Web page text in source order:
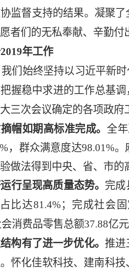
监督支持的结果。凝聚
者们的无私奉献、辛勤
2019年工作
们始终坚持以习近平新
握稳中求进的工作总基
三次会议确定的各项政府
帽如期高标准完成。 全
，群众满意度达98.01%。
做法得到中央、省、市的
行呈现高质量态势。 完成
比达81.4%；完成社会
消费品零售总额37.88亿
有了进一步优化。 推进
怀化佳软科技、建南科